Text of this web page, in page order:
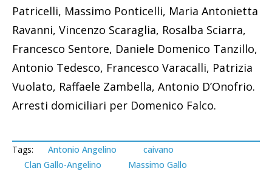
Patricelli, Massimo Ponticelli, Maria Antonietta
Ravanni, Vincenzo Scaraglia, Rosalba Sciarra,
Francesco Sentore, Daniele Domenico Tanzillo,
Antonio Tedesco, Francesco Varacalli, Patrizia
Vuolato, Raffaele Zambella, Antonio D’Onofrio.
Arresti domiciliari per Domenico Falco.
Tags: Antonio Angelino
caivano
Clan Gallo-Angelino
Massimo Gallo